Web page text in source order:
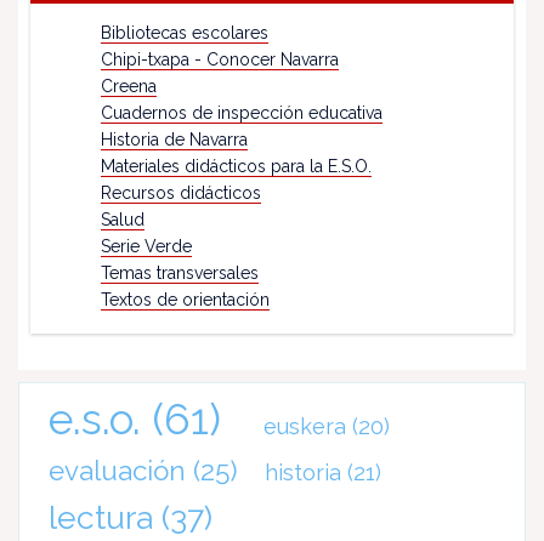
Bibliotecas escolares
Chipi-txapa - Conocer Navarra
Creena
Cuadernos de inspección educativa
Historia de Navarra
Materiales didácticos para la E.S.O.
Recursos didácticos
Salud
Serie Verde
Temas transversales
Textos de orientación
e.s.o. (61) euskera (20)
evaluación (25) historia (21)
lectura (37)